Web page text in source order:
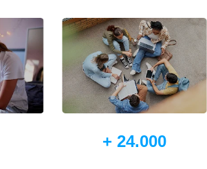
+ 24.000